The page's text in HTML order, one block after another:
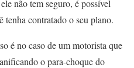
não tem seguro, é possível
tenha contratado o seu plano.
é no caso de um motorista que
o para-choque do